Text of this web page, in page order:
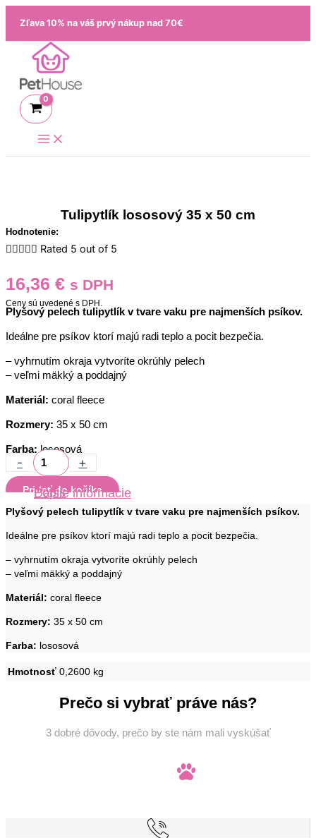
Preskočiť
obsah
Zľava 10% na váš prvý nákup nad 70€
Tulipytlík lososový 35 x 50 cm
Hodnotenie:
     Rated 5 out of 5
16,36 € s DPH
Ceny sú uvedené s DPH.
Plyšový pelech tulipytlík v tvare vaku pre najmenších psíkov.
Ideálne pre psíkov ktorí majú radi teplo a pocit bezpečia.
– vyhrnutím okraja vytvoríte okrúhly pelech
– veľmi mäkký a poddajný
Materiál: coral fleece
Rozmery: 35 x 50 cm
Farba:lososová
-
množstvo
Tulipytlík
lososový
+
Pridať do košíka
Popis
Ďalšie informácie
Plyšový pelech tulipytlík v tvare vaku pre najmenších psíkov.
Ideálne pre psíkov ktorí majú radi teplo a pocit bezpečia.
– vyhrnutím okraja vytvoríte okrúhly pelech
– veľmi mäkký a poddajný
Materiál: coral fleece
Rozmery: 35 x 50 cm
Farba: lososová
Hmotnosť 0,2600 kg
Prečo si vybrať práve nás?
3 dobré dôvody, prečo by ste nám mali vyskúšať